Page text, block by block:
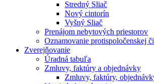
Stredný Sliač
Nový cintorín
Vyšný Sliač
Prenájom nebytových priestorov
Oznamovanie protispoločenskej
Zverejňovanie
Úradná tabuľa
Zmluvy, faktúry a objednávky
Zmluvy, faktúry,